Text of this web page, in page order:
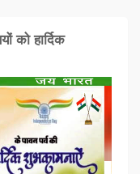
को हार्दिक